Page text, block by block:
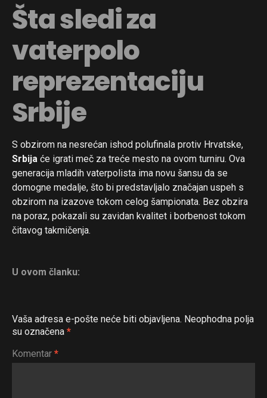
Šta sledi za
vaterpolo
reprezentaciju
Srbije
S obzirom na nesrećan ishod polufinala protiv Hrvatske,
Srbija će igrati meč za treće mesto na ovom turniru. Ova
generacija mladih vaterpolista ima novu šansu da se
domogne medalje, što bi predstavljalo značajan uspeh s
obzirom na izazove tokom celog šampionata. Bez obzira
na poraz, pokazali su zavidan kvalitet i borbenost tokom
čitavog takmičenja.
U ovom članku:
Vaša adresa e-pošte neće biti objavljena. Neophodna polja
su označena *
Komentar *
Flipboard
Pinterest
Whatsapp
Email